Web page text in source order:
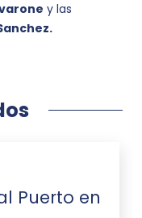
y las
Puerto en